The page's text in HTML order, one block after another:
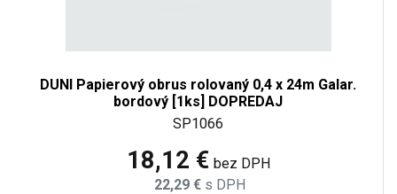
DUNI Papierový obrus rolovaný 0,4 x 24m Galar.
bordový [1ks] DOPREDAJ
SP1066
18,12 € bez DPH
22,29 € s DPH